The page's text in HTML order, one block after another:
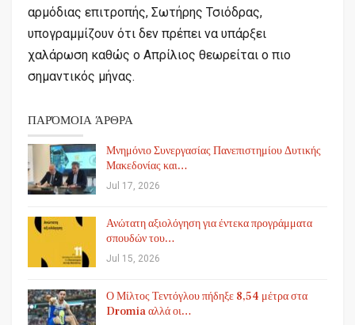
αρμόδιας επιτροπής, Σωτήρης Τσιόδρας,
υπογραμμίζουν ότι δεν πρέπει να υπάρξει
χαλάρωση καθώς ο Απρίλιος θεωρείται ο πιο
σημαντικός μήνας.
ΠΑΡΌΜΟΙΑ ΆΡΘΡΑ
Μνημόνιο Συνεργασίας Πανεπιστημίου Δυτικής
Μακεδονίας και…
Jul 17, 2026
Ανώτατη αξιολόγηση για έντεκα προγράμματα
σπουδών του…
Jul 15, 2026
Ο Μίλτος Τεντόγλου πήδηξε 8,54 μέτρα στα
Dromia αλλά οι…